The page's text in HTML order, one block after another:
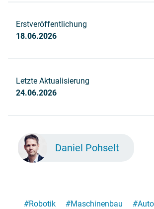
Erstveröffentlichung
18.06.2026
Letzte Aktualisierung
24.06.2026
Daniel Pohselt
#Robotik #Maschinenbau #